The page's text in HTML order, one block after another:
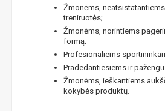
Žmonėms,
treniruotės;
Žmonėms, norintiems
formą;
Profesionaliems
Pradedantiesiems ir
Žmonėms, ieškantiems
kokybės produktų.